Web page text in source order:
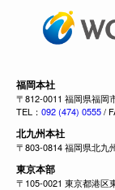
福岡本社
〒812-0011 福岡県福岡
TEL： 092 (474) 0555/
北九州本社
〒803-0814 福岡県北九
東京本部
〒105-0021 東京都港区